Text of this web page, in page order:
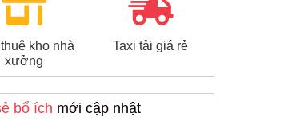
kho nhà
xưởng
Taxi tải giá rẻ
bổ ích mới cập nhật